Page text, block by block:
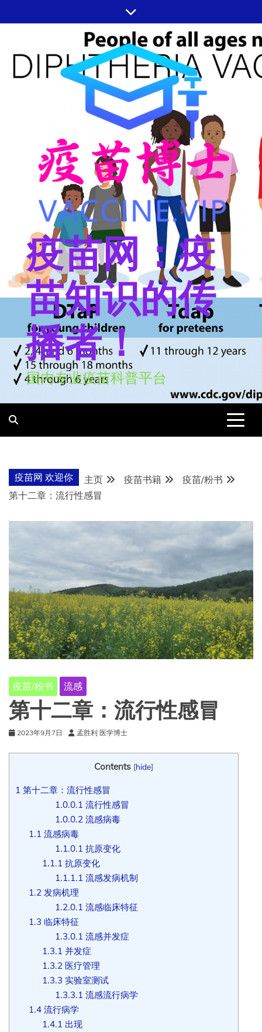
至
疫苗网：疫
苗知识的传
播者！
国内专业疫苗科普平台
疫苗网 欢迎你 主页 疫苗书籍
疫苗/粉书
第十二章：流行性感冒
疫苗/粉书 流感
第十二章：流行性感冒
2023年9月7日 孟胜利 医学博士
Contents [hide]
1 第十二章：流行性感冒
1.0.0.1 流行性感冒
1.0.0.2 流感病毒
1.1 流感病毒
1.1.0.1 抗原变化
1.1.1 抗原变化
1.1.1.1 流感发病机制
1.2发病机理
1.2.0.1 流感临床特征
1.3 临床特征
1.3.0.1 流感并发症
1.3.1 并发症
1.3.2医疗管理
1.3.3 实验室测试
1.3.3.1 流感流行病学
1.4流行病学
1.4.1 出现